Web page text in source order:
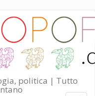
politica | Tutto